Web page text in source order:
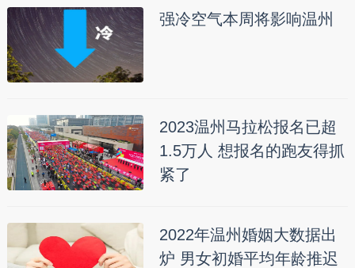
强冷空气本周将影响温州
2023温州马拉松报名已超
1.5万人 想报名的跑友得抓
紧了
2022年温州婚姻大数据出
炉 男女初婚平均年龄推迟